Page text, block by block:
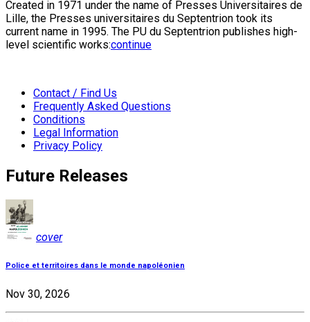
Created in 1971 under the name of Presses Universitaires de
Lille, the Presses universitaires du Septentrion took its
current name in 1995. The PU du Septentrion publishes high-
level scientific works:continue
Contact / Find Us
Frequently Asked Questions
Conditions
Legal Information
Privacy Policy
Future Releases
cover
Police et territoires dans le monde napoléonien
Nov 30, 2026